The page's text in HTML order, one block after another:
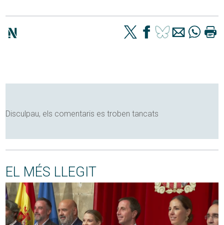
Disculpau, els comentaris es troben tancats
EL MÉS LLEGIT